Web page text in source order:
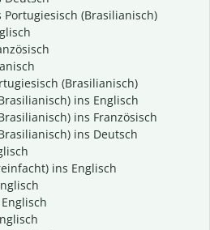
Portugiesisch (Brasilianisch)
(Brasilianisch)
ins Englisch
ins Französisch
ins Deutsch
ins Englisch